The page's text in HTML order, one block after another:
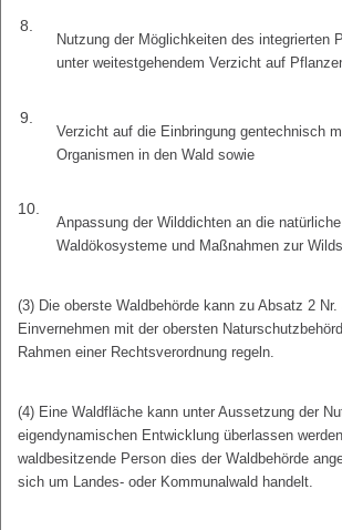
8.
Nutzung der Möglichkeiten des integrierten
unter weitestgehendem Verzicht auf
9.
Verzicht auf die Einbringung gentechnisch
Organismen in den Wald sowie
10.
Anpassung der Wilddichten an die
Waldökosysteme und Maßnahmen zur
(3) Die oberste Waldbehörde kann zu Absatz 2
Einvernehmen mit der obersten
Rahmen einer Rechtsverordnung regeln.
(4) Eine Waldfläche kann unter Aussetzung der
eigendynamischen Entwicklung überlassen
waldbesitzende Person dies der Waldbehörde
sich um Landes- oder Kommunalwald handelt.